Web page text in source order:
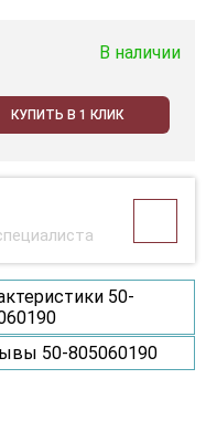
В наличии
КУПИТЬ В 1 КЛИК
50-
50-805060190